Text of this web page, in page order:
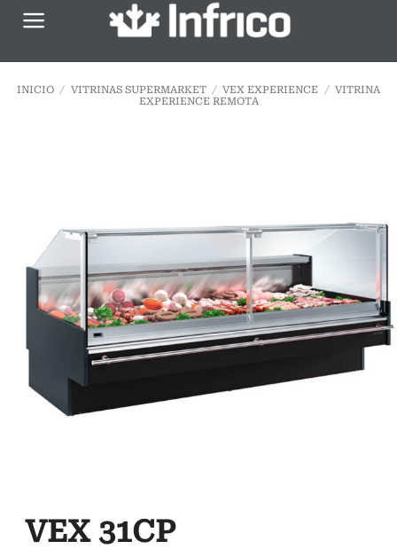
Saltar
INICIO / VITRINAS SUPERMARKET / VEX EXPERIENCE / VITRINA
EXPERIENCE REMOTA
VEX 31CP